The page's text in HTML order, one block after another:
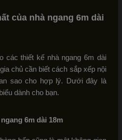
của nhà ngang 6m dài
các thiết kế nhà ngang 6m dài
chủ cần biết cách sắp xếp nội
sao cho hợp lý. Dưới đây là
dành cho bạn.
6m dài 18m